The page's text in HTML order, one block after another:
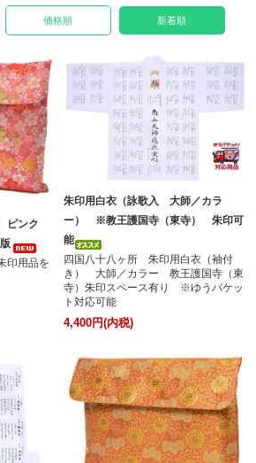
価格順 新着順
ピンク
印用品を
朱印用白衣（詠歌入 大師／カラ
ー） ※教王護国寺（東寺） 朱印可
能
四国八十八ヶ所 朱印用白衣（袖付
き） 大師／カラー 教王護国寺（東
寺）朱印スペース有り ※ゆうパケッ
ト対応可能
4,400円(内税)